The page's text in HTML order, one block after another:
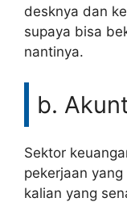
desknya dan
supaya bisa
nantinya.
b.
Sektor
pekerjaan
kalian yang